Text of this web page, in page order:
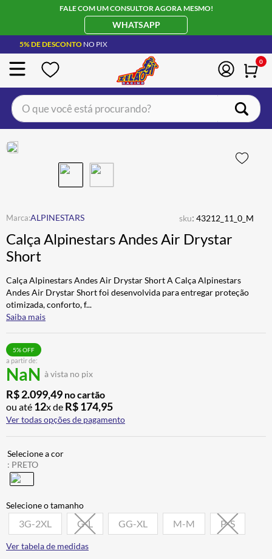
FALE COM UM CONSULTOR AGORA MESMO!
WHATSAPP
5% DE DESCONTO NO PIX
0
O que você está procurando?
ALPINESTARS sku: 43212_11_0_M
Calça Alpinestars Andes Air Drystar
Short
Calça Alpinestars Andes Air Drystar Short A Calça Alpinestars
Andes Air Drystar Short foi desenvolvida para entregar proteção
otimizada, conforto, f...
Saiba mais
a partir de:
NaN à vista no pix
5% OFF
R$2.099,49 no cartão
ou até 12x de R$174,95
Ver todas opções de pagamento
: PRETO
3G-2XL G-L GG-XL M-M P-S
Ver tabela de medidas
BOTA
4º ÓCULOS SOLAR
5º LUVA
6º
7º CALÇA
8º ALPINESTAR
9º AIROH
10º